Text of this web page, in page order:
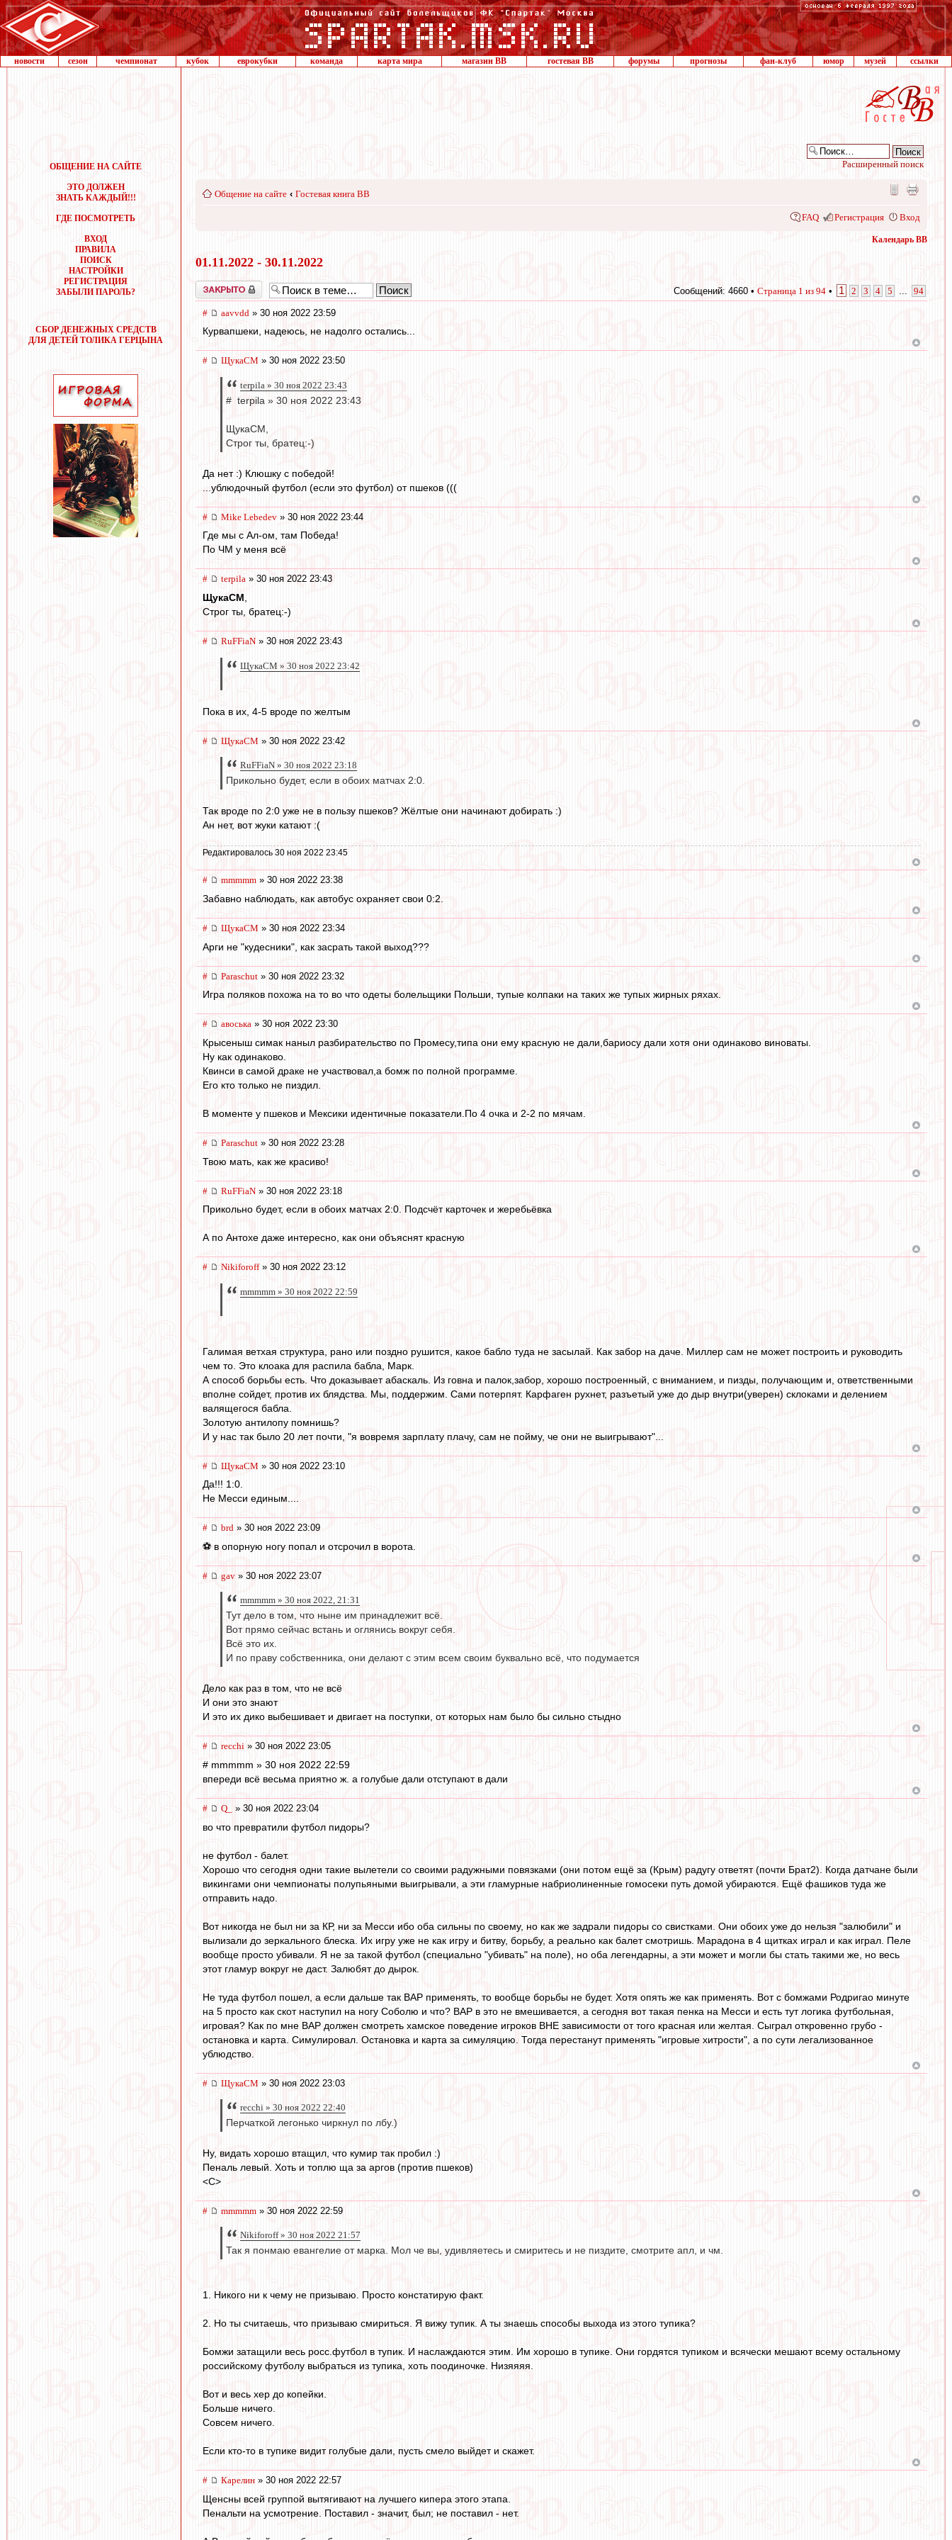
новости сезон чемпионат кубок еврокубки команда карта мира магазин ВВ гостевая ВВ форумы прогнозы фан-клуб юмор музей ссылки
ОБЩЕНИЕ НА САЙТЕ
ЭТО ДОЛЖЕН
ЗНАТЬ КАЖДЫЙ!!!
ГДЕ ПОСМОТРЕТЬ
ВХОД
ПРАВИЛА
ПОИСК
НАСТРОЙКИ
РЕГИСТРАЦИЯ
ЗАБЫЛИ ПАРОЛЬ?
СБОР ДЕНЕЖНЫХ СРЕДСТВ
ДЛЯ ДЕТЕЙ ТОЛИКА ГЕРЦЫНА
Расширенный поиск
Общение на сайте ‹ Гостевая книга ВВ
FAQ Регистрация Вход
Календарь ВВ
01.11.2022 - 30.11.2022
Закрыто Сообщений: 4660 • Страница 1 из 94 • 1 2 3 4 5 94
# aavvdd » 30 ноя 2022 23:59
Курвапшеки, надеюсь, не надолго остались...
# ЩукаСМ » 30 ноя 2022 23:50
terpila » 30 ноя 2022 23:43
# terpila » 30 ноя 2022 23:43
ЩукаСМ,
Строг ты, братец:-)
Да нет :) Клюшку с победой!
...ублюдочный футбол (если это футбол) от пшеков (((
# Mike Lebedev » 30 ноя 2022 23:44
Где мы с Ал-ом, там Победа!
По ЧМ у меня всё
# terpila » 30 ноя 2022 23:43
ЩукаСМ
Строг ты, братец:-)
# RuFFiaN » 30 ноя 2022 23:43
ЩукаСМ » 30 ноя 2022 23:42
Пока в их, 4-5 вроде по желтым
# ЩукаСМ » 30 ноя 2022 23:42
RuFFiaN » 30 ноя 2022 23:18
Прикольно будет, если в обоих матчах 2:0.
Так вроде по 2:0 уже не в пользу пшеков? Жёлтые они начинают добирать :)
Ан нет, вот жуки катают :(
Редактировалось 30 ноя 2022 23:45
# mmmmm » 30 ноя 2022 23:38
Забавно наблюдать, как автобус охраняет свои 0:2.
# ЩукаСМ » 30 ноя 2022 23:34
Арги не "кудесники", как засрать такой выход???
# Paraschut » 30 ноя 2022 23:32
Игра поляков похожа на то во что одеты болельщики Польши, тупые колпаки на таких же тупых жирных ряхах.
# авоська » 30 ноя 2022 23:30
Крысеныш симак наныл разбирательство по Промесу,типа они ему красную не дали,бариосу дали хотя они одинаково виноваты.
Ну как одинаково.
Квинси в самой драке не участвовал,а бомж по полной программе.
Его кто только не пиздил.
В моменте у пшеков и Мексики идентичные показатели.По 4 очка и 2-2 по мячам.
# Paraschut » 30 ноя 2022 23:28
Твою мать, как же красиво!
# RuFFiaN » 30 ноя 2022 23:18
Прикольно будет, если в обоих матчах 2:0. Подсчёт карточек и жеребьёвка
А по Антохе даже интересно, как они объяснят красную
# Nikiforoff» 30 ноя 2022 23:12
mmmmm » 30 ноя 2022 22:59
Галимая ветхая структура, рано или поздно рушится, какое бабло туда не засылай. Как забор на даче. Миллер сам не может построить и руководить
чем то. Это клоака для распила бабла, Марк.
А способ борьбы есть. Что доказывает абаскаль. Из говна и палок,забор, хорошо построенный, с вниманием, и пизды, получающим и, ответственными
вполне сойдет, против их блядства. Мы, поддержим. Сами потерпят. Карфаген рухнет, разъетый уже до дыр внутри(уверен) склоками и делением
валящегося бабла.
Золотую антилопу помнишь?
И у нас так было 20 лет почти, "я вовремя зарплату плачу, сам не пойму, че они не выигрывают"...
# ЩукаСМ » 30 ноя 2022 23:10
Да!!! 1:0.
Не Месси единым....
# brd » 30 ноя 2022 23:09
⚽ в опорную ногу попал и отсрочил в ворота.
# gav » 30 ноя 2022 23:07
mmmmm » 30 ноя 2022, 21:31
Тут дело в том, что ныне им принадлежит всё.
Вот прямо сейчас встань и оглянись вокруг себя.
Всё это их.
И по праву собственника, они делают с этим всем своим буквально всё, что подумается
Дело как раз в том, что не всё
И они это знают
И это их дико выбешивает и двигает на поступки, от которых нам было бы сильно стыдно
# recchi » 30 ноя 2022 23:05
# mmmmm » 30 ноя 2022 22:59
впереди всё весьма приятно ж. а голубые дали отступают в дали
# Q_ » 30 ноя 2022 23:04
во что превратили футбол пидоры?
не футбол - балет.
Хорошо что сегодня одни такие вылетели со своими радужными повязками (они потом ещё за (Крым) радугу ответят (почти Брат2). Когда датчане были
викингами они чемпионаты полупьяными выигрывали, а эти гламурные набриолиненные гомосеки путь домой убираются. Ещё фашиков туда же
отправить надо.
Вот никогда не был ни за КР, ни за Месси ибо оба сильны по своему, но как же задрали пидоры со свистками. Они обоих уже до нельзя "залюбили" и
вылизали до зеркального блеска. Их игру уже не как игру и битву, борьбу, а реально как балет смотришь. Марадона в 4 щитках играл и как играл. Пеле
вообще просто убивали. Я не за такой футбол (специально "убивать" на поле), но оба легендарны, а эти может и могли бы стать такими же, но весь
этот гламур вокруг не даст. Залюбят до дырок.
Не туда футбол пошел, а если дальше так ВАР применять, то вообще борьбы не будет. Хотя опять же как применять. Вот с бомжами Родригао минуте
на 5 просто как скот наступил на ногу Соболю и что? ВАР в это не вмешивается, а сегодня вот такая пенка на Месси и есть тут логика футбольная,
игровая? Как по мне ВАР должен смотреть хамское поведение игроков ВНЕ зависимости от того красная или желтая. Сыграл откровенно грубо -
остановка и карта. Симулировал. Остановка и карта за симуляцию. Тогда перестанут применять "игровые хитрости", а по сути легализованное
ублюдство.
# ЩукаСМ » 30 ноя 2022 23:03
recchi » 30 ноя 2022 22:40
Перчаткой легонько чиркнул по лбу.)
Ну, видать хорошо втащил, что кумир так пробил :)
Пеналь левый. Хоть и топлю ща за аргов (против пшеков)
<C>
# mmmmm » 30 ноя 2022 22:59
Nikiforoff » 30 ноя 2022 21:57
Так я понмаю евангелие от марка. Мол че вы, удивляетесь и смиритесь и не пиздите, смотрите апл, и чм.
1. Никого ни к чему не призываю. Просто констатирую факт.
2. Но ты считаешь, что призываю смириться. Я вижу тупик. А ты знаешь способы выхода из этого тупика?
Бомжи затащили весь росс.футбол в тупик. И наслаждаются этим. Им хорошо в тупике. Они гордятся тупиком и всячески мешают всему остальному
российскому футболу выбраться из тупика, хоть поодиночке. Низяяяя.
Вот и весь хер до копейки.
Больше ничего.
Совсем ничего.
Если кто-то в тупике видит голубые дали, пусть смело выйдет и скажет.
# Карелин » 30 ноя 2022 22:57
Щенсны всей группой вытягивают на лучшего кипера этого этапа.
Пенальти на усмотрение. Поставил - значит, был; не поставил - нет.